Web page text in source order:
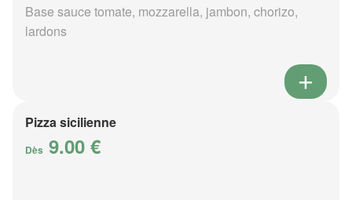
Base sauce tomate, mozzarella, jambon, chorizo,
lardons
Pizza sicilienne
Dès 9.00 €